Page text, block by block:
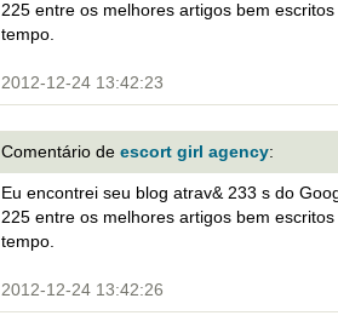
225 entre os melhores artigos bem
tempo.
2012-12-24 13:42:23
Comentário de escort girl agency:
Eu encontrei seu blog atrav& 233 s do
225 entre os melhores artigos bem
tempo.
2012-12-24 13:42:26